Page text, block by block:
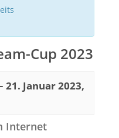
Cup 2023
21. Januar 2023,
Internet